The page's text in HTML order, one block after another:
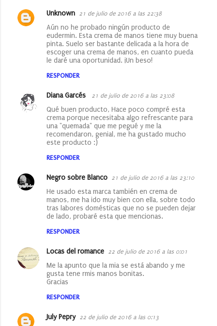
Unknown 21 de julio de 2016 a las 22:38
Aún no he probado ningún producto de
eudermin. Esta crema de manos tiene muy buena
pinta. Suelo ser bastante delicada a la hora de
escoger una crema de manos, en cuanto pueda
le daré una oportunidad. ¡Un beso!
RESPONDER
Diana Garcés 21 de julio de 2016 a las 23:08
Qué buen producto, Hace poco compré esta
crema porque necesitaba algo refrescante para
una "quemada" que me pegué y me la
recomendaron, genial, me ha gustado mucho
este producto :)
RESPONDER
Negro sobre Blanco 21 de julio de 2016 a las 23:10
He usado esta marca también en crema de
manos, me ha ido muy bien con ella, sobre todo
tras labores domésticas que no se pueden dejar
de lado, probaré esta que mencionas.
RESPONDER
Locas del romance 22 de julio de 2016 a las 0:01
Me la apunto que la mia se está abando y me
gusta tene rmis manos bonitas.
Gracias
RESPONDER
July Pepry 22 de julio de 2016 a las 0:13